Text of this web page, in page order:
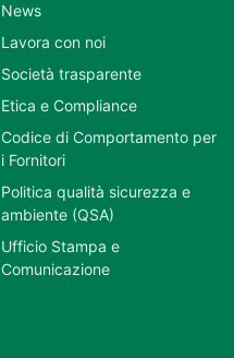
News
Lavora con noi
Società trasparente
Etica e Compliance
Codice di Comportamento per
i Fornitori
Politica qualità sicurezza e
ambiente (QSA)
Ufficio Stampa e
Comunicazione